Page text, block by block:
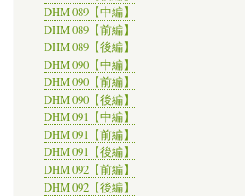
DHM 089【中編】
DHM 089【前編】
DHM 089【後編】
DHM 090【中編】
DHM 090【前編】
DHM 090【後編】
DHM 091【中編】
DHM 091【前編】
DHM 091【後編】
DHM 092【前編】
DHM 092【後編】